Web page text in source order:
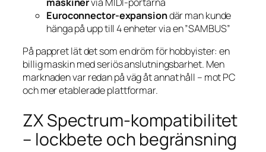
Euroconnector-expansiondär man kunde
hänga på upp till 4 enheter via en ”SAMBUS”
På pappret lät det som en dröm för hobbyister: en
billig maskin med seriös anslutningsbarhet. Men
marknaden var redan på väg åt annat håll – mot PC
och mer etablerade plattformar.
ZX Spectrum-kompatibilitet
– lockbete och begränsning